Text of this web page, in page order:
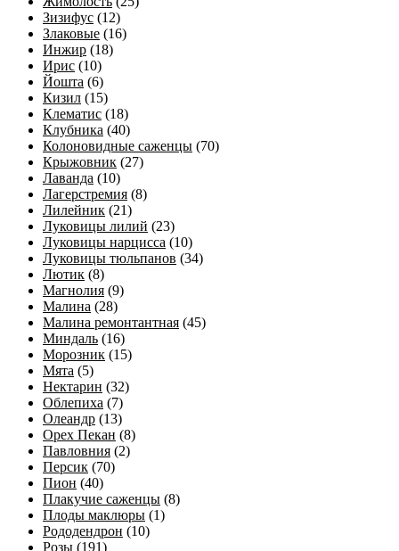
Зизифус (12)
Злаковые (16)
Инжир (18)
Ирис (10)
Йошта (6)
Кизил (15)
Клематис (18)
Клубника (40)
Колоновидные саженцы (70)
Крыжовник (27)
Лаванда (10)
Лагерстремия (8)
Лилейник (21)
Луковицы лилий (23)
Луковицы нарцисса (10)
Луковицы тюльпанов (34)
Лютик (8)
Магнолия (9)
Малина (28)
Малина ремонтантная (45)
Миндаль (16)
Морозник (15)
Мята (5)
Нектарин (32)
Облепиха (7)
Олеандр (13)
Орех Пекан (8)
Павловния (2)
Персик (70)
Пион (40)
Плакучие саженцы (8)
Плоды маклюры (1)
Рододендрон (10)
Розы (191)